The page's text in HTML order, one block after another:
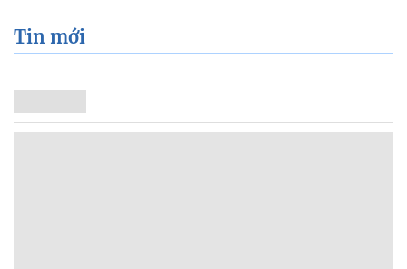
Tin mới